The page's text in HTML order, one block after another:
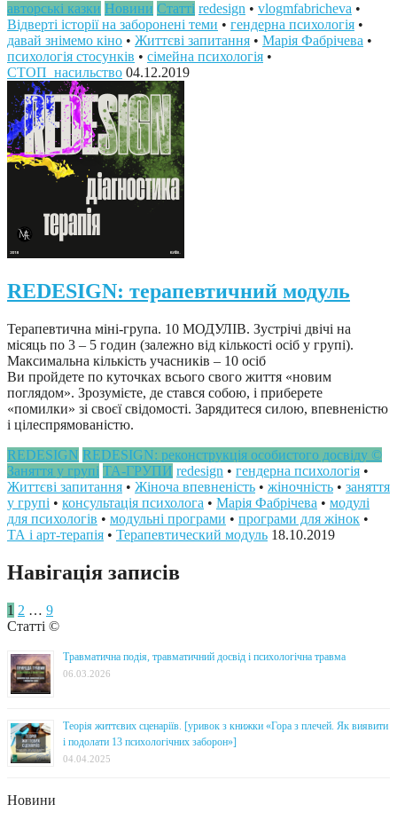
авторські казки Новини Статті redesign • vlogmfabricheva •
Відверті історії на заборонені теми • гендерна психологія •
давай знімемо кіно • Життєві запитання • Марія Фабрічева •
психологія стосунків • сімейна психологія •
СТОП_насильство 04.12.2019
REDESIGN: терапевтичний модуль
Терапевтична міні-група. 10 МОДУЛІВ. Зустрічі двічі на
місяць по 3 – 5 годин (залежно від кількості осіб у групі).
Максимальна кількість учасників – 10 осіб
Ви пройдете по куточках всього свого життя «новим
поглядом». Зрозумієте, де стався собою, і приберете
«помилки» зі своєї свідомості. Зарядитеся силою, впевненістю
і цілеспрямованістю.
REDESIGN REDESIGN: реконструкція особистого досвіду ©
Заняття у групі ТА-ГРУПИ redesign • гендерна психологія •
Життєві запитання • Жіноча впевненість • жіночність • заняття
у групі • консультація психолога • Марія Фабрічева • модулі
для психологів • модульні програми • програми для жінок •
ТА і арт-терапія • Терапевтический модуль 18.10.2019
Навігація записів
1 2 … 9
Статті ©
Травматична подія, травматичний досвід і психологічна травма
06.03.2026
Теорія життєвих сценаріїв. [уривок з книжки «Гора з плечей. Як виявити
і подолати 13 психологічних заборон»]
04.04.2025
Новини